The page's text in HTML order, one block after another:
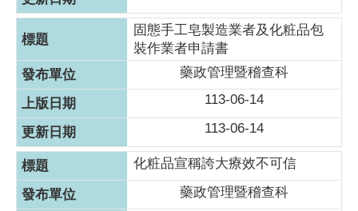
固態手工皂製造業者及化粧品包
裝作業者申請書
藥政管理暨稽查科
113-06-14
113-06-14
化粧品宣稱誇大療效不可信
藥政管理暨稽查科